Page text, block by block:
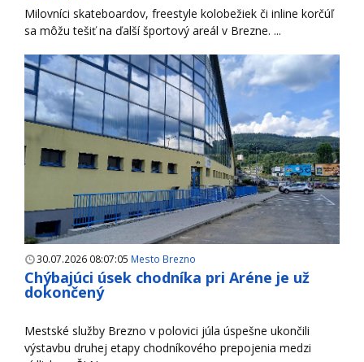
Milovníci skateboardov, freestyle kolobežiek či inline korčúľ
sa môžu tešiť na ďalší športový areál v Brezne. ...
30.07.2026 08:07:05 Mesto Brezno
Chýbajúci úsek chodníka pri Aréne je už
dokončený
Mestské služby Brezno v polovici júla úspešne ukončili
výstavbu druhej etapy chodníkového prepojenia medzi